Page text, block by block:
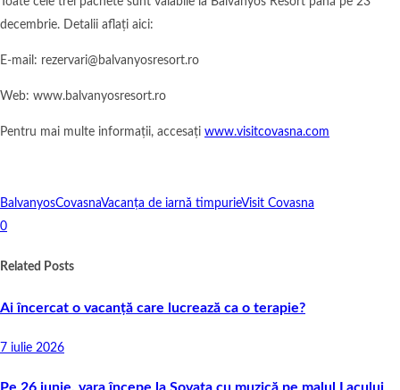
decembrie. Detalii aflați aici:
E-mail: rezervari@balvanyosresort.ro
Web: www.balvanyosresort.ro
Pentru mai multe informații, accesați www.visitcovasna.com
BalvanyosCovasnaVacanța de iarnă timpurieVisit Covasna
0
Related Posts
Ai încercat o vacanță care lucrează ca o terapie?
7 iulie 2026